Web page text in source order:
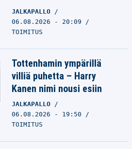
JALKAPALLO
06.08.2026 - 20:09
TOIMITUS
Tottenhamin ympärillä
villiä puhetta – Harry
Kanen nimi nousi esiin
JALKAPALLO
06.08.2026 - 19:50
TOIMITUS